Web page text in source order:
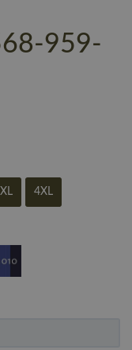
959-
4XL